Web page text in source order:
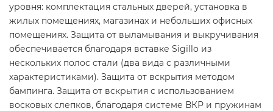
уровня: комплектация стальных дверей, установка в
жилых помещениях, магазинах и небольших офисных
помещениях. Защита от выламывания и выкручивания
обеспечивается благодаря вставке Sigillo из
нескольких полос стали (два вида с различными
характеристиками). Защита от вскрытия методом
бампинга. Защита от вскрытия с использованием
восковых слепков, благодаря системе ВКР и пружинам